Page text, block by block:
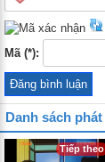
Mã (*):
Danh sách phát
Tiếp theo